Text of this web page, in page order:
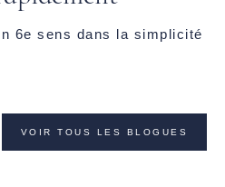
6e sens dans la simplicité
VOIR TOUS LES BLOGUES